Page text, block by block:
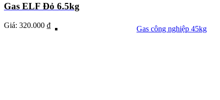
Gas công nghiệp 45kg
Gas ELF Đỏ 6.5kg
Giá: 320.000 ₫